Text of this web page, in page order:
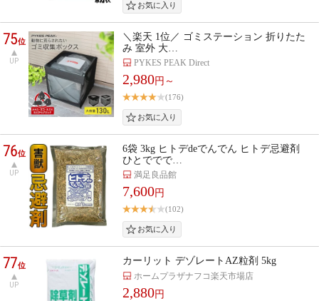
75位
UP
＼楽天 1位／ ゴミステーション 折りたた
み 室外 大…
PYKES PEAK Direct
2,980円～
(176)
76位
UP
6袋 3kg ヒトデdeでんでん ヒトデ忌避剤
ひとででで…
満足良品館
7,600円
(102)
77位
UP
カーリット デゾレートAZ粒剤 5kg
ホームプラザナフコ楽天市場店
2,880円